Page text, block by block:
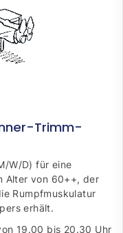
Trimm-
W/D) für eine
Alter von 60++, der
Rumpfmuskulatur
erhält.
19.00 bis 20.30 Uhr